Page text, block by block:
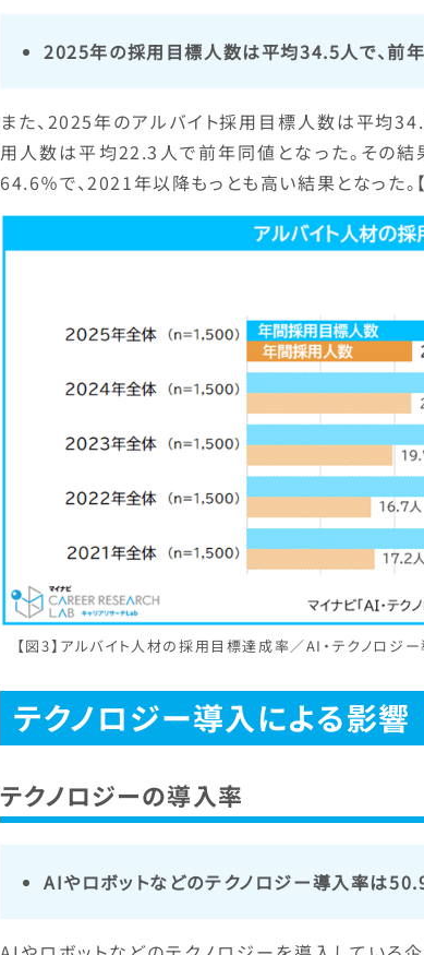
2025年の採用目標人数は平均34.5人で、前
また、2025年のアルバイト採用目標人数は平均
用人数は平均22.3人で前年同値となった。その
64.6％で、2021年以降もっとも高い結果となった。
【図3】アルバイト人材の採用目標達成率／AI・テクノロジ
テクノロジー導入による影響
テクノロジーの導入率
AIやロボットなどのテクノロジー導入率は